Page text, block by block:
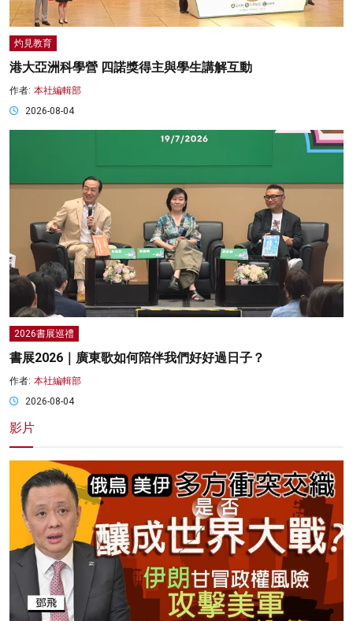
灼見教育
港大亞洲科學營 四諾獎得主與學生講解互動
作者: 本社編輯部
2026-08-04
2026書展巡禮
書展2026｜廣東歌如何陪伴我們好好過日子？
作者: 本社編輯部
2026-08-04
影片